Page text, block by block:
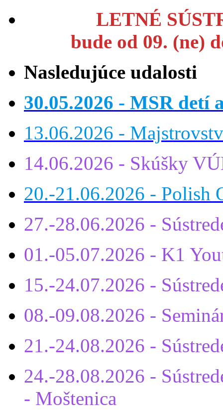
LETNÉ
bude od 09. (ne)
Nasledujúce udalosti
30.05.2026 - MSR detí
13.06.2026 -
14.06.2026 - Skúšky
20.-21.06.2026 - Polish
27.-28.06.2026 -
01.-05.07.2026 - K1
15.-24.07.2026 -
08.-09.08.2026 -
21.-24.08.2026 -
24.-28.08.2026 -
- Moštenica